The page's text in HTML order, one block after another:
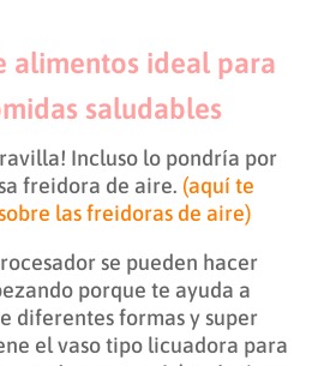
alimentos ideal para
saludables
Incluso lo pondría por
freidora de aire. (aquí te
las freidoras de aire)
se pueden hacer
porque te ayuda a
diferentes formas y super
el vaso tipo licuadora para